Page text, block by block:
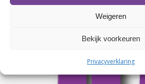
Weigeren
Bekijk voorkeuren
Privacyverklaring